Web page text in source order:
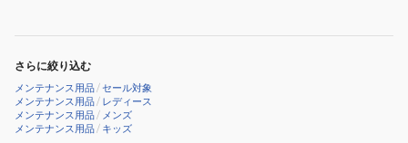
さらに絞り込む
メンテナンス用品/セール対象
メンテナンス用品/ レディース
メンテナンス用品/ メンズ
メンテナンス用品/ キッズ